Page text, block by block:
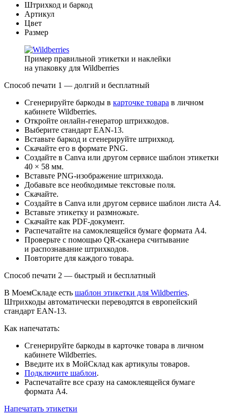
Штрихкод и баркод
Артикул
Цвет
Размер
Пример правильной этикетки и наклейки
на упаковку для Wildberries
Способ печати 1 — долгий и бесплатный
Сгенерируйте баркоды в карточке товара в личном
кабинете Wildberries.
Откройте онлайн-генератор штрихкодов.
Выберите стандарт EAN-13.
Вставьте баркод и сгенерируйте штрихкод.
Скачайте его в формате PNG.
Создайте в Canva или другом сервисе шаблон этикетки
40 × 58 мм.
Вставьте PNG-изображение штрихкода.
Добавьте все необходимые текстовые поля.
Скачайте.
Создайте в Canva или другом сервисе шаблон листа А4.
Вставьте этикетку и размножьте.
Скачайте как PDF-документ.
Распечатайте на самоклеящейся бумаге формата А4.
Проверьте с помощью QR-сканера считывание
и распознавание штрихкодов.
Повторите для каждого товара.
Способ печати 2 — быстрый и бесплатный
В МоемСкладе есть шаблон этикетки для Wildberries.
Штрихкоды автоматически переводятся в европейский
стандарт EAN-13.
Как напечатать:
Сгенерируйте баркоды в карточке товара в личном
кабинете Wildberries.
Введите их в МойСклад как артикулы товаров.
Подключите шаблон.
Распечатайте все сразу на самоклеящейся бумаге
формата А4.
Напечатать этикетки